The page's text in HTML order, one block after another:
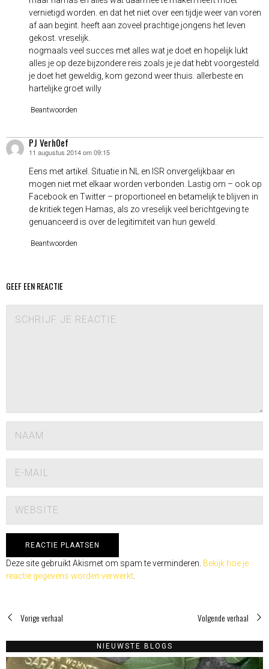
vernietigd worden. en dat het niet over een tijdje weer van voren
af aan begint. heeft aan zoveel prachtige jongens het leven
gekost. vreselijk.
nogmaals veel succes met alles wat je doet en hopelijk lukt
alles je op deze bijzondere reis zoals je je dat hebt voorgesteld.
je doet het geweldig, kom gezond weer thuis. allerbeste en
hartelijke groet willy
Beantwoorden
PJ Verh0ef
schreef:
11 augustus 2014 om 09:15
Eens met artikel. Situatie in NL en ISR onvergelijkbaar en
mogen niet met elkaar worden verbonden. Lastig om – ook op
Facebook en Twitter – proportioneel en betamelijk te blijven in
de kritiek tegen Hamas, als zo vreselijk veel berichtgeving te
genuanceerd is over de legitimiteit van hun geweld.
Beantwoorden
GEEF EEN REACTIE
Deze site gebruikt Akismet om spam te verminderen. Bekijk hoe je
reactie gegevens worden verwerkt
Vorige verhaal Volgende verhaal
NIEUWSTE BLOGS